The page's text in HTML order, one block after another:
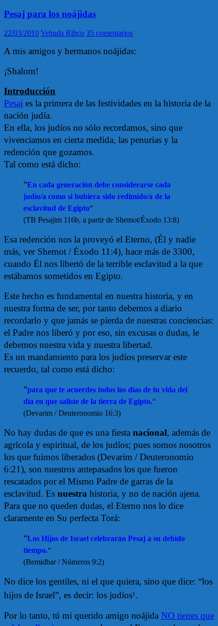
Pesaj para los noájidas
22/03/2010Yehuda Ribco 35 comentarios
A mis amigos y hermanos noájidas:
¡Shalom!
Introducción
Pesaj es la primera de las festividades en la historia de la
nación judía.
En ella, los judíos no sólo recordamos, sino que
vivenciamos en cierta medida, las penurias y la
redención que gozamos.
Tal como está dicho:
“En cada generación debe considerarse cada
judío/a como si hubiera sido redimido/a de la
esclavitud de Egipto“
(TB Pesajim 116b, a partir de Shemot/Éxodo 13:8)
Esa redención nos la proveyó el Eterno, (Él y nadie
más, ver Shemot / Éxodo 11:4), hace más de 3300,
cuando Él nos libertó de la terrible esclavitud a la que
estábamos sometidos en Egipto.
Este hecho es fundamental en nuestra historia, y en
nuestra forma de ser, por tanto debemos a diario
recordarlo y que jamás se pierda de nuestras conciencias:
el Padre nos liberó y por eso, sin excusas o dudas, le
debemos nuestra vida y nuestra libertad.
Es un mandamiento para los judíos preservar este
recuerdo, tal como está dicho:
“para que te acuerdes todos los días de tu vida del
día en que saliste de la tierra de Egipto.“
(Devarim / Deuteronomio 16:3)
No hay dudas de que es una fiesta nacional, además de
agrícola y espiritual, de los judíos; pues somos nosotros
los que fuimos liberados (Devarim / Deuteronomio
6:21), son nuestros antepasados los que fueron
rescatados por el Mismo Padre de garras de la
esclavitud. Es nuestra historia, y no de nación ajena.
Para que no queden dudas, el Eterno nos lo dice
claramente en Su perfecta Torá:
“Los Hijos de Israel celebrarán Pesaj a su debido
tiempo.“
(Bemidbar / Números 9:2)
No dice los gentiles, ni el que quiera, sino que dice: “los
hijos de Israel”, es decir: los judíos1 .
Por lo tanto, tú mi querido amigo noájida NO tienes que